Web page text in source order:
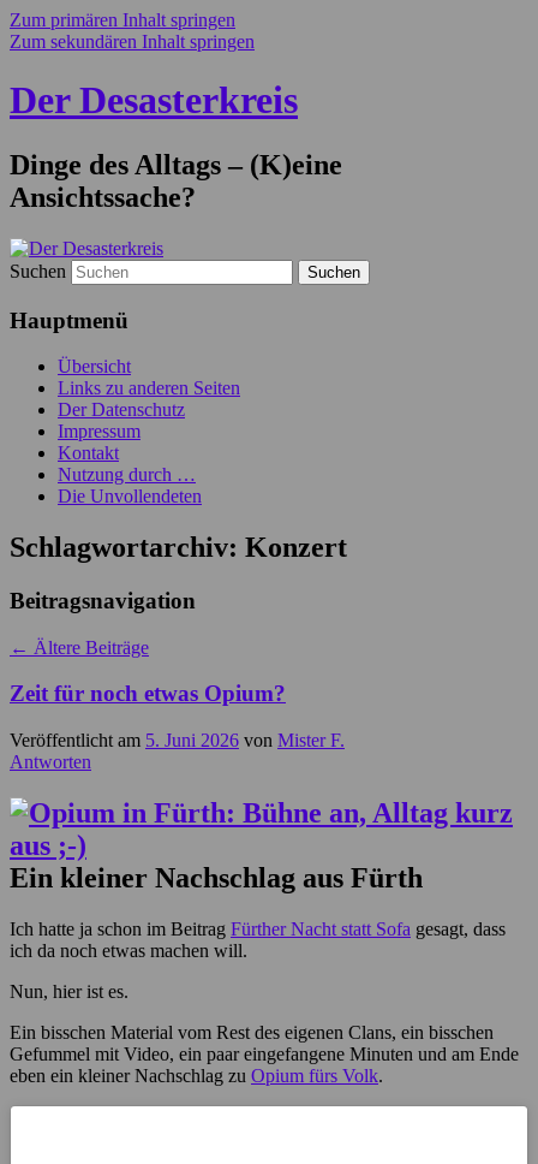
Zum primären Inhalt springen
Zum sekundären Inhalt springen
Der Desasterkreis
Dinge des Alltags – (K)eine
Ansichtssache?
Suchen
Hauptmenü
Übersicht
Links zu anderen Seiten
Der Datenschutz
Impressum
Kontakt
Nutzung durch …
Die Unvollendeten
Schlagwortarchiv: Konzert
Beitragsnavigation
← Ältere Beiträge
Zeit für noch etwas Opium?
Veröffentlicht am 5. Juni 2026 von Mister F.
Antworten
Ein kleiner Nachschlag aus Fürth
Ich hatte ja schon im Beitrag Fürther Nacht statt Sofa gesagt, dass
ich da noch etwas machen will.
Nun, hier ist es.
Ein bisschen Material vom Rest des eigenen Clans, ein bisschen
Gefummel mit Video, ein paar eingefangene Minuten und am Ende
eben ein kleiner Nachschlag zu Opium fürs Volk.